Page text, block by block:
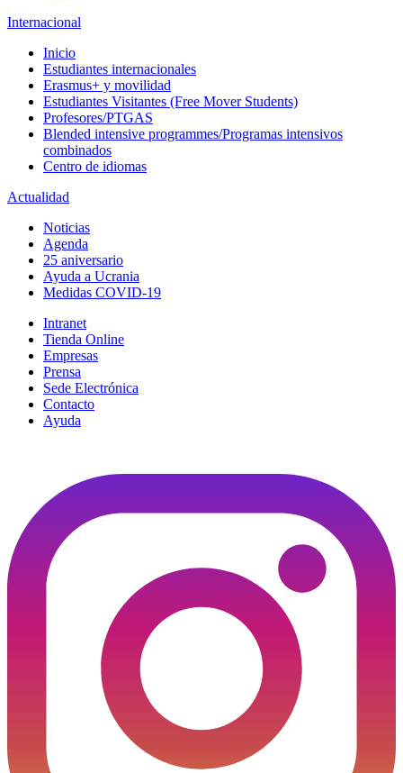
Internacional
Inicio
Estudiantes internacionales
Erasmus+ y movilidad
Estudiantes Visitantes (Free Mover Students)
Profesores/PTGAS
Blended intensive programmes/Programas intensivos
combinados
Centro de idiomas
Actualidad
Noticias
Agenda
25 aniversario
Ayuda a Ucrania
Medidas COVID-19
Intranet
Tienda Online
Empresas
Prensa
Sede Electrónica
Contacto
Ayuda